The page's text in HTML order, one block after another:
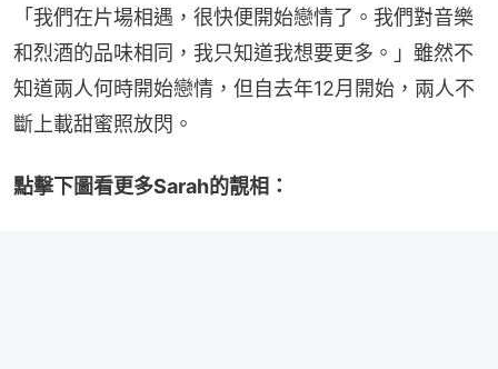
「我們在片場相遇，很快便開始戀情了。我們對音樂
和烈酒的品味相同，我只知道我想要更多。」雖然不
知道兩人何時開始戀情，但自去年12月開始，兩人不
斷上載甜蜜照放閃。
點擊下圖看更多Sarah的靚相：